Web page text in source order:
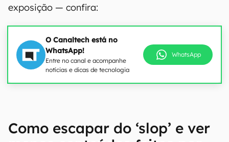
exposição — confira:
O Canaltech está no
WhatsApp!
Entre no canal e acompanhe
notícias e dicas de tecnologia
WhatsApp
Como escapar do ‘slop’ e ver